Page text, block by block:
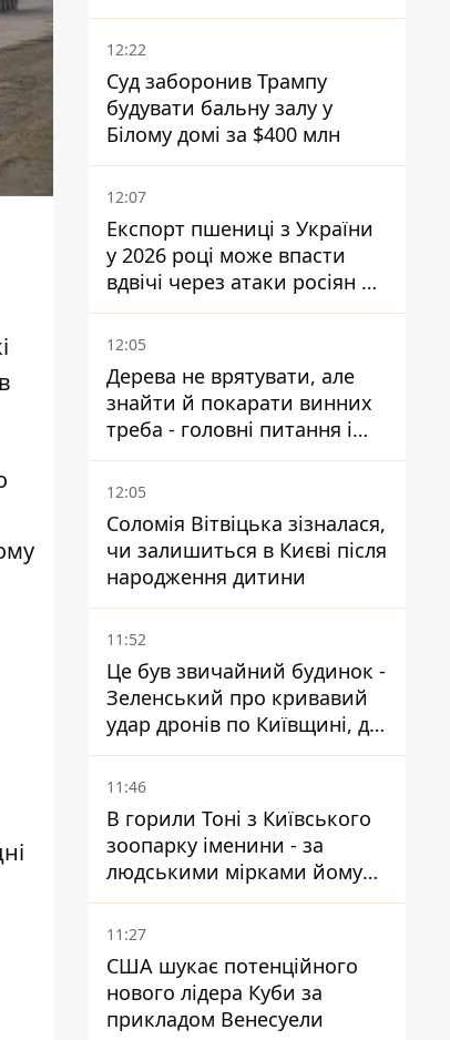
12:22
Суд заборонив Трампу
будувати бальну залу у
Білому домі за $400 млн
12:07
Експорт пшениці з України
у 2026 році може впасти
вдвічі через атаки росіян по
портах
12:05
Дерева не врятувати, але
знайти й покарати винних
треба - головні питання і
висновки з конфлікту на
Теремках
12:05
Соломія Вітвіцька зізналася,
чи залишиться в Києві після
народження дитини
11:52
Це був звичайний будинок -
Зеленський про кривавий
удар дронів по Київщині, де
загинули дідусь, бабуся та їх
малолітній онук
11:46
В горили Тоні з Київського
зоопарку іменини - за
людськими мірками йому
вже понад 90 років
11:27
США шукає потенційного
нового лідера Куби за
прикладом Венесуели